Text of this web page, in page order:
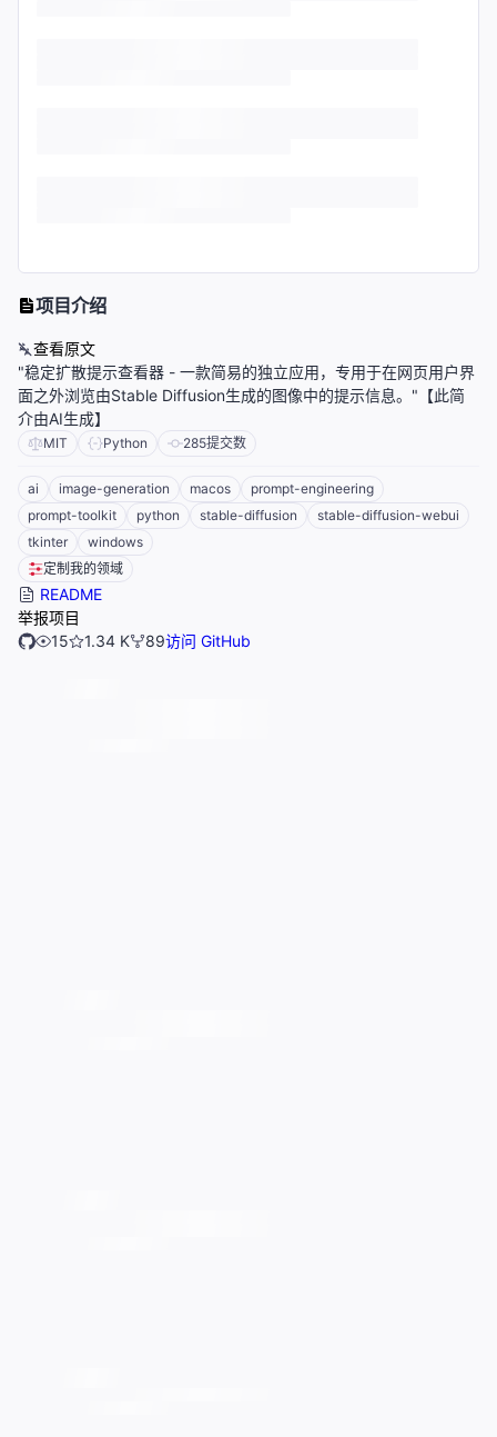
项目介绍
查看原文
"稳定扩散提示查看器 - 一款简易的独立应用，专用于在网页用户界
面之外浏览由Stable Diffusion生成的图像中的提示信息。"【此简
介由AI生成】
MIT Python 285提交数
ai image-generation macos
prompt-engineering
prompt-toolkit
python stable-diffusion
stable-diffusion-webui
tkinter
windows
定制我的领域
README
举报项目
15
1.34 K 89访问 GitHub